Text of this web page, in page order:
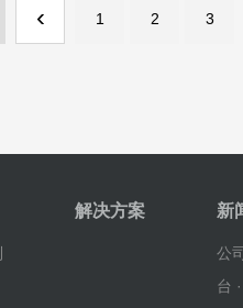
‹ 1 2 3
解决方案 新
公
台